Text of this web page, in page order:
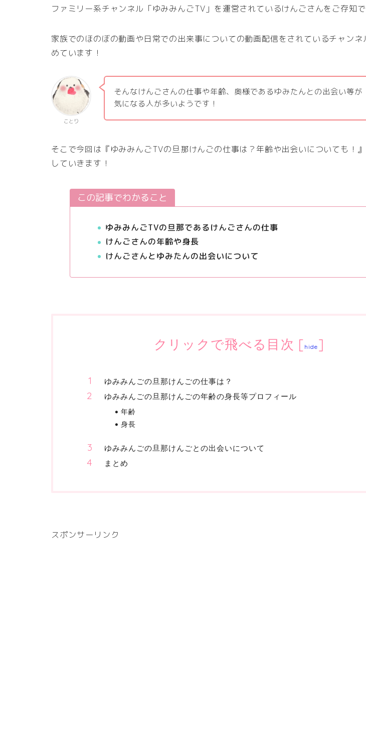
ファミリー系チャンネル「ゆみみんごTV」を運営されているけんごさんをご存知
家族でのほのぼの動画や日常での出来事についての動画配信をされているチャンネ
めています！
ことり
そんなけんごさんの仕事や年齢、奥様であるゆみたんとの出会い等が
気になる人が多いようです！
そこで今回は『ゆみみんごTVの旦那けんごの仕事は？年齢や出会いについても！
していきます ！
この記事でわかること
ゆみみんごTVの旦那であるけんごさんの仕事
けんごさんの年齢や身長
けんごさんとゆみたんの出会いについて
クリックで飛べる目次 [ hide ]
ゆみみんごの旦那けんごの仕事は？
ゆみみんごの旦那けんごの年齢の身長等プロフィール
年齢
身長
ゆみみんごの旦那けんごとの出会いについて
まとめ
スポンサーリンク